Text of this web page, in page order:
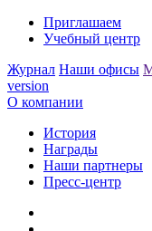
Приглашаем
Учебный центр
Журнал Наши офисы
version
О компании
История
Награды
Наши партнеры
Пресс-центр